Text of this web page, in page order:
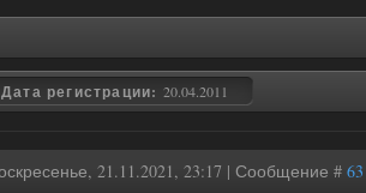
Дата регистрации: 20.04.2011
21.11.2021, 23:17 | Сообщение # 63